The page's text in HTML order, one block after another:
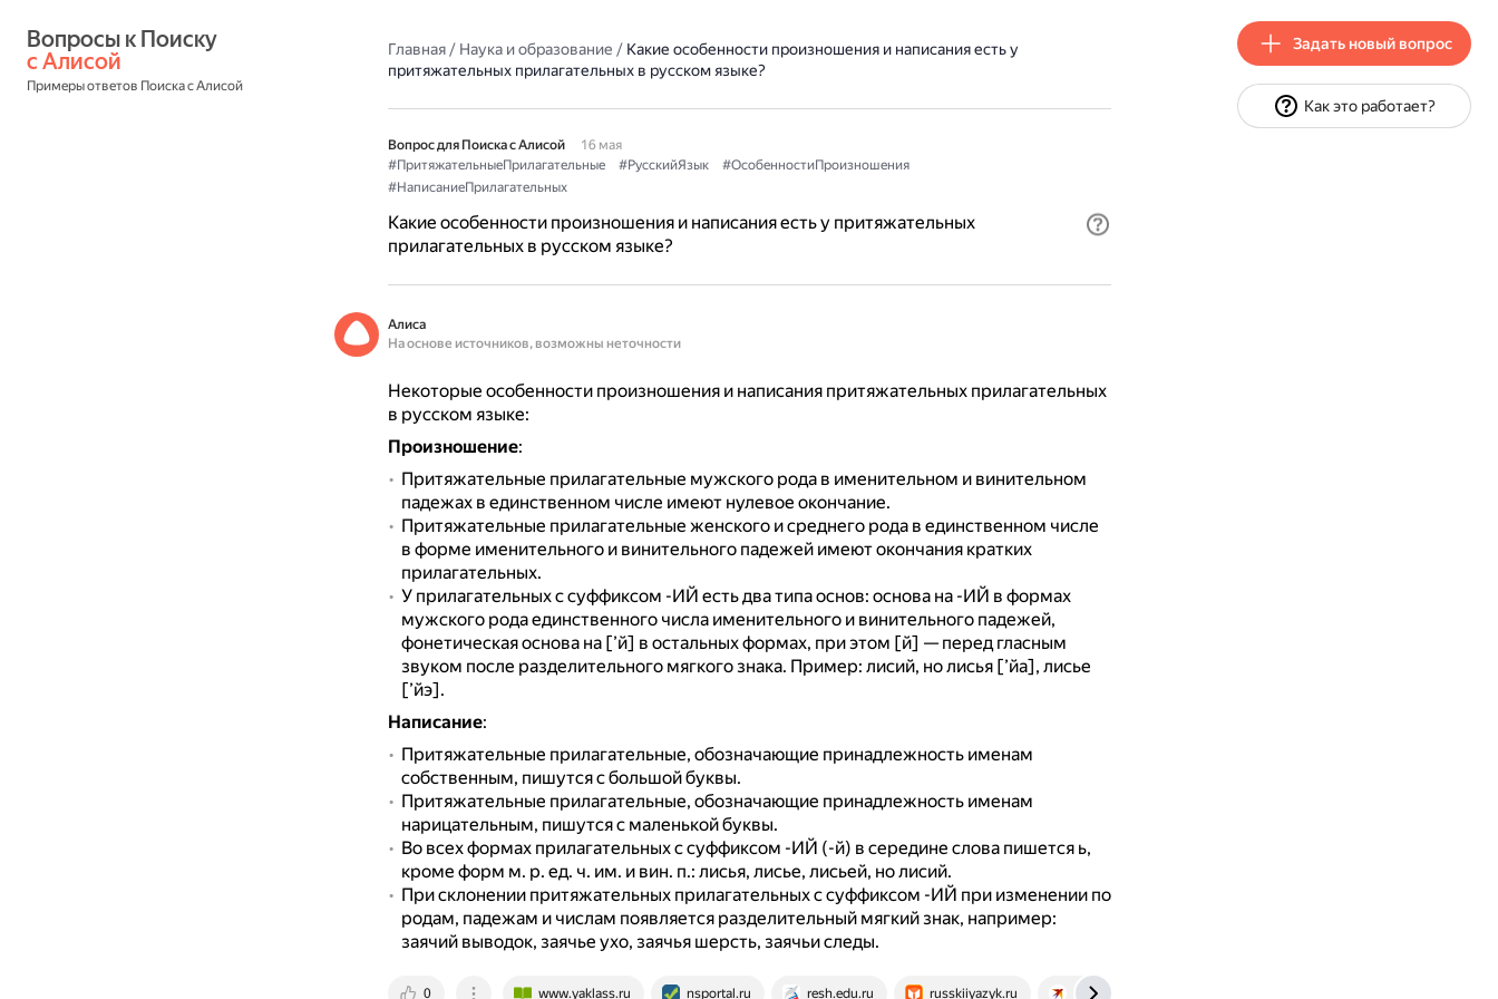
с Алисой
Примеры ответов Поиска с Алисой
Главная/ Наука и образование / Какие особенности произношения и написания есть у
притяжательных прилагательных в русском языке?
Вопрос для Поиска с Алисой
16 мая
#ПритяжательныеПрилагательные
#РусскийЯзык
#ОсобенностиПроизношения
#НаписаниеПрилагательных
Какие особенности произношения и написания есть у притяжательных
прилагательных в русском языке?
Алиса
На основе источников, возможны неточности
Некоторые особенности произношения и написания притяжательных прилагательных
в русском языке:
Произношение:
Притяжательные прилагательные мужского рода в именительном и винительном
падежах в единственном числе имеют нулевое окончание.
Притяжательные прилагательные женского и среднего рода в единственном числе
в форме именительного и винительного падежей имеют окончания кратких
прилагательных.
У прилагательных с суффиксом -ИЙ есть два типа основ: основа на -ИЙ в формах
мужского рода единственного числа именительного и винительного падежей,
фонетическая основа на [’й] в остальных формах, при этом [й] — перед гласным
звуком после разделительного мягкого знака. Пример: лисий, но лисья [’йа], лисье
[’йэ].
Написание:
Притяжательные прилагательные, обозначающие принадлежность именам
собственным, пишутся с большой буквы.
Притяжательные прилагательные, обозначающие принадлежность именам
нарицательным, пишутся с маленькой буквы.
Во всех формах прилагательных с суффиксом -ИЙ (-й) в середине слова пишется ь,
кроме форм м. р. ед. ч. им. и вин. п.: лисья, лисье, лисьей, но лисий.
При склонении притяжательных прилагательных с суффиксом -ИЙ при изменении по
родам, падежам и числам появляется разделительный мягкий знак, например:
заячий выводок, заячье ухо, заячья шерсть, заячьи следы.
0 www.yaklass.ru nsportal.ru resh.edu.ru russkiiyazyk.ru www.kp.ru
Задать новый вопрос
Как это работает?